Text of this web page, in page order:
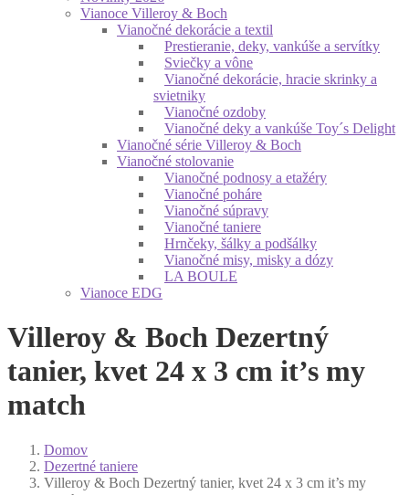
Vianoce Villeroy & Boch
Vianočné dekorácie a textil
Prestieranie, deky, vankúše a servítky
Sviečky a vône
Vianočné dekorácie, hracie skrinky a
svietniky
Vianočné ozdoby
Vianočné deky a vankúše Toy´s Delight
Vianočné série Villeroy & Boch
Vianočné stolovanie
Vianočné podnosy a etažéry
Vianočné poháre
Vianočné súpravy
Vianočné taniere
Hrnčeky, šálky a podšálky
Vianočné misy, misky a dózy
LA BOULE
Vianoce EDG
Villeroy & Boch Dezertný
tanier, kvet 24 x 3 cm it’s my
match
Domov
Dezertné taniere
Villeroy & Boch Dezertný tanier, kvet 24 x 3 cm it’s my